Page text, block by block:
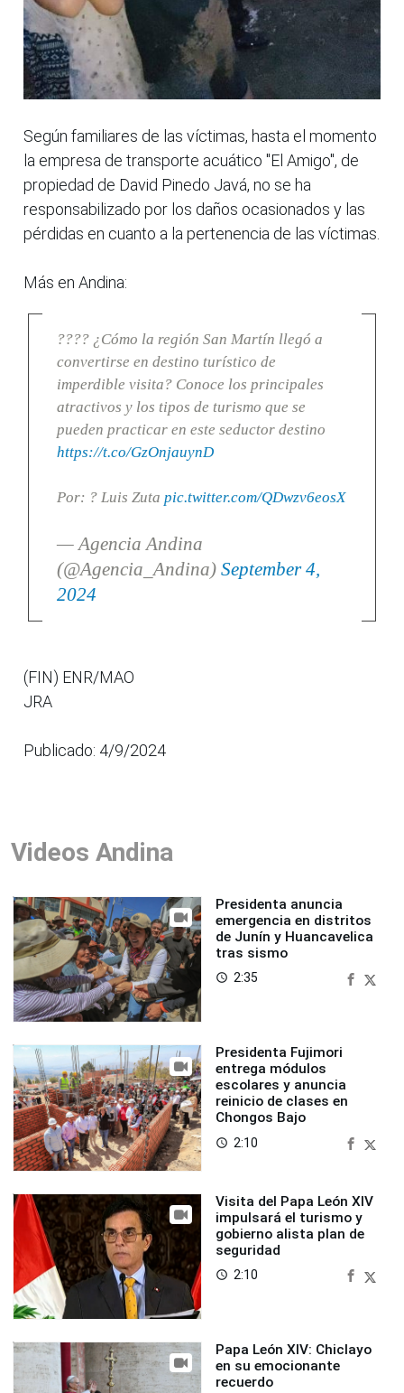
Según familiares de las víctimas, hasta el momento
la empresa de transporte acuático "El Amigo", de
propiedad de David Pinedo Javá, no se ha
responsabilizado por los daños ocasionados y las
pérdidas en cuanto a la pertenencia de las víctimas.
Más en Andina:
???? ¿Cómo la región San Martín llegó a
convertirse en destino turístico de
imperdible visita? Conoce los principales
atractivos y los tipos de turismo que se
pueden practicar en este seductor destino
https://t.co/GzOnjauynD
Por: ? Luis Zuta pic.twitter.com/QDwzv6eosX
— Agencia Andina
(@Agencia_Andina) September 4,
2024
(FIN) ENR/MAO
JRA
Publicado: 4/9/2024
Videos Andina
Presidenta anuncia
emergencia en distritos
de Junín y Huancavelica
tras sismo
access_time 2:35
Presidenta Fujimori
entrega módulos
escolares y anuncia
reinicio de clases en
Chongos Bajo
access_time 2:10
Visita del Papa León XIV
impulsará el turismo y
gobierno alista plan de
seguridad
access_time 2:10
Papa León XIV: Chiclayo
en su emocionante
recuerdo